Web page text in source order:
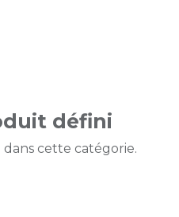
défini
cette catégorie.